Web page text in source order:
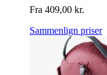
Fra 409,00 kr.
Sammenlign priser